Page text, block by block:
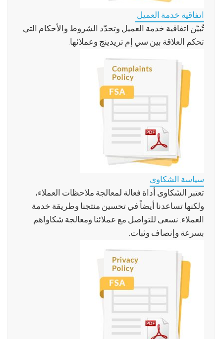
اتفاقية خدمة العميل
تُبيّن اتفاقية خدمة العميل وتحدّد الشروط والأحكام التي
تحكم العلاقة بين سي إم تريدينج وعملائها.
سياسة الشكاوى
تعتبر الشكاوى أداة فعالة لمعالجة ملاحظات العملاء،
ولكنها تساعدنا أيضاً في تحسين منتجنا وطريقة خدمة
العملاء. نسعى للتواصل مع عملائنا ومعالجة شكاواهم
بسرعة وإنصاف وثبات.